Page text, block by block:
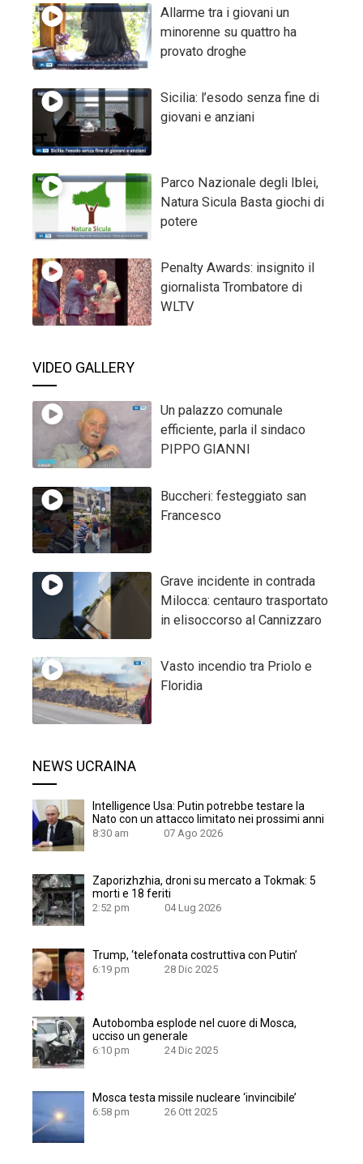
Allarme tra i giovani un
minorenne su quattro ha
provato droghe
Sicilia: l’esodo senza fine di
giovani e anziani
Parco Nazionale degli Iblei,
Natura Sicula Basta giochi di
potere
Penalty Awards: insignito il
giornalista Trombatore di
WLTV
VIDEO GALLERY
Un palazzo comunale
efficiente, parla il sindaco
PIPPO GIANNI
Buccheri: festeggiato san
Francesco
Grave incidente in contrada
Milocca: centauro trasportato
in elisoccorso al Cannizzaro
Vasto incendio tra Priolo e
Floridia
NEWS UCRAINA
Intelligence Usa: Putin potrebbe testare la
Nato con un attacco limitato nei prossimi anni
8:30 am 07 Ago 2026
Zaporizhzhia, droni su mercato a Tokmak: 5
morti e 18 feriti
2:52 pm 04 Lug 2026
Trump, ‘telefonata costruttiva con Putin’
6:19 pm 28 Dic 2025
Autobomba esplode nel cuore di Mosca,
ucciso un generale
6:10 pm 24 Dic 2025
Mosca testa missile nucleare ‘invincibile’
6:58 pm 26 Ott 2025